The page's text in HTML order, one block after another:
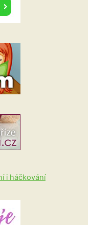
i háčkování